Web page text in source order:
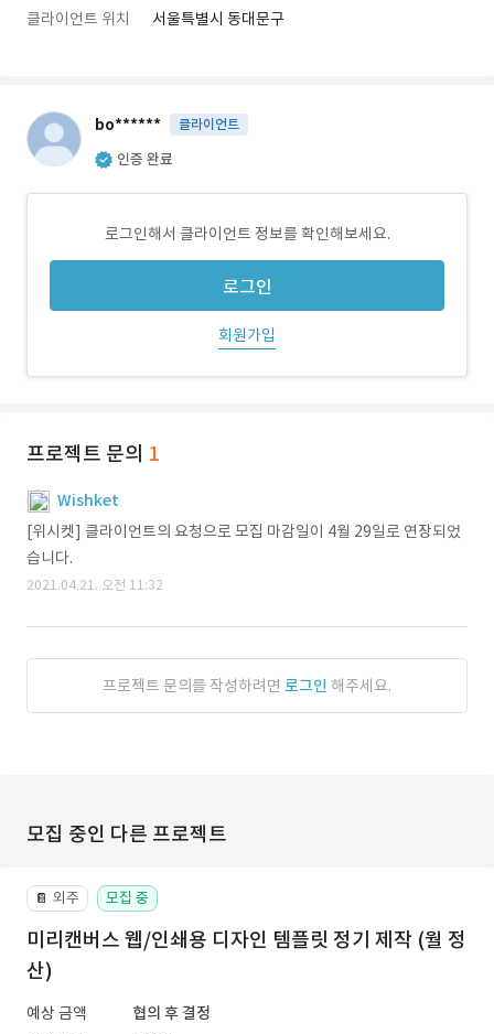
클라이언트 위치 서울특별시 동대문구
bo****** 클라이언트
인증 완료
로그인해서 클라이언트 정보를 확인해보세요.
로그인
회원가입
프로젝트 문의 1
Wishket
[위시켓] 클라이언트의 요청으로 모집 마감일이 4월 29일로 연장되었
습니다.
2021.04.21. 오전 11:32
프로젝트 문의를 작성하려면 로그인 해주세요.
모집 중인 다른 프로젝트
📔 외주 모집 중
미리캔버스 웹/인쇄용 디자인 템플릿 정기 제작 (월 정
산)
예상 금액
협의 후 결정